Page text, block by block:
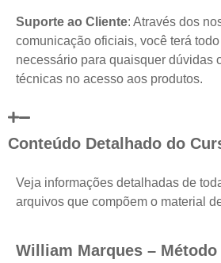
Suporte ao Cliente: Através dos
comunicação oficiais, você terá
necessário para quaisquer dúvidas
técnicas no acesso aos produtos.
Conteúdo Detalhado do
Veja informações detalhadas de
arquivos que compõem o material
William Marques –